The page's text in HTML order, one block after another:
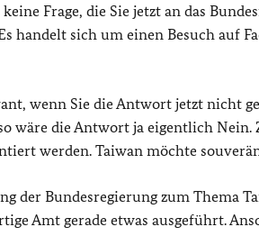
Frage, die Sie jetzt an das
handelt sich um einen Besuch auf
wenn Sie die Antwort jetzt nicht
wäre die Antwort ja eigentlich
werden. Taiwan möchte
der Bundesregierung zum Thema
Amt gerade etwas ausgeführt.